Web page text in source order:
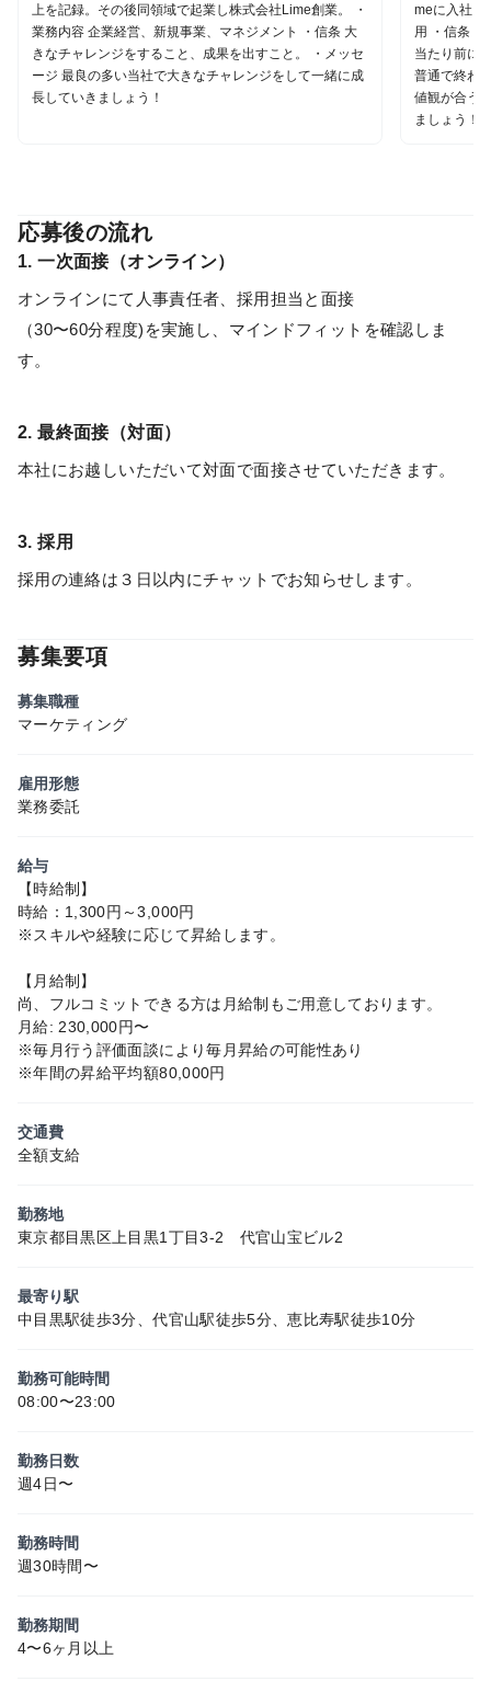
上を記録。その後同領域で起業し株式会社Lime創業。 ・
業務内容 企業経営、新規事業、マネジメント ・信条 大
きなチャレンジをすること、成果を出すこと。 ・メッセ
ージ 最良の多い当社で大きなチャレンジをして一緒に成
長していきましょう！
meに入社
用 ・信条
当たり前に
普通で終わ
値観が合う
ましょう！
応募後の流れ
1. 一次面接（オンライン）
オンラインにて人事責任者、採用担当と面接
（30〜60分程度)を実施し、マインドフィットを確認しま
す。
2. 最終面接（対面）
本社にお越しいただいて対面で面接させていただきます。
3. 採用
採用の連絡は３日以内にチャットでお知らせします。
募集要項
募集職種
マーケティング
雇用形態
業務委託
給与
【時給制】
時給：1,300円～3,000円
※スキルや経験に応じて昇給します。
【月給制】
尚、フルコミットできる方は月給制もご用意しております。
月給: 230,000円〜
※毎月行う評価面談により毎月昇給の可能性あり
※年間の昇給平均額80,000円
交通費
全額支給
勤務地
東京都目黒区上目黒1丁目3-2 代官山宝ビル2
最寄り駅
中目黒駅徒歩3分、代官山駅徒歩5分、恵比寿駅徒歩10分
勤務可能時間
08:00〜23:00
勤務日数
週4日〜
勤務時間
週30時間〜
勤務期間
4〜6ヶ月以上